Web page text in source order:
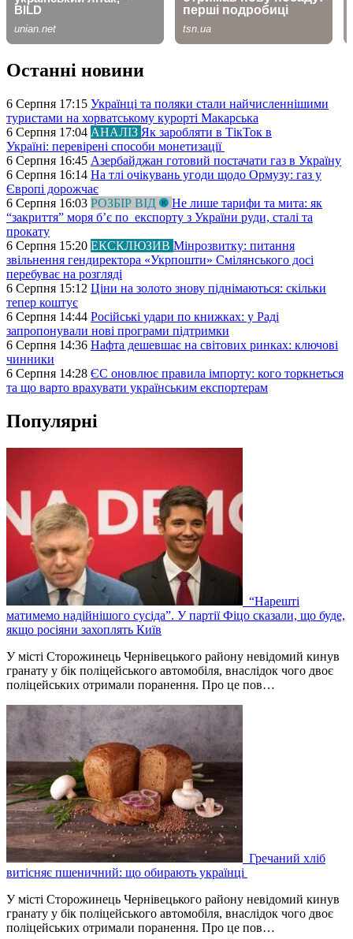
Останні новини
6 Серпня 17:15 Українці та поляки стали найчисленнішими
туристами на хорватському курорті Макарська
6 Серпня 17:04 АНАЛІЗ Як заробляти в ТікТок в
Україні: перевірені способи монетизації
6 Серпня 16:45 Азербайджан готовий постачати газ в Україну
6 Серпня 16:14 На тлі очікувань угоди щодо Ормузу: газ у
Європі дорожчає
6 Серпня 16:03 РОЗБІР ВІД
Не лише тарифи та мита: як
“закриття” моря б’є по експорту з України руди, сталі та
прокату
6 Серпня 15:20 ЕКСКЛЮЗИВ Мінрозвитку: питання
звільнення гендиректора «Укрпошти» Смілянського досі
перебуває на розгляді
6 Серпня 15:12 Ціни на золото знову піднімаються: скільки
тепер коштує
6 Серпня 14:44 Російські удари по книжках: у Раді
запропонували нові програми підтримки
6 Серпня 14:36 Нафта дешевшає на світових ринках: ключові
чинники
6 Серпня 14:28 ЄС оновлює правила імпорту: кого торкнеться
та що варто врахувати українським експортерам
Популярні
“Нарешті
матимемо надійнішого сусіда”. У партії Фіцо сказали, що буде,
якщо росіяни захоплять Київ
У місті Сторожинець Чернівецького району невідомий кинув
гранату у бік поліцейського автомобіля, внаслідок чого двоє
поліцейських отримали поранення. Про це пов…
Гречаний хліб
витісняє пшеничний: що обирають українці
У місті Сторожинець Чернівецького району невідомий кинув
гранату у бік поліцейського автомобіля, внаслідок чого двоє
поліцейських отримали поранення. Про це пов…